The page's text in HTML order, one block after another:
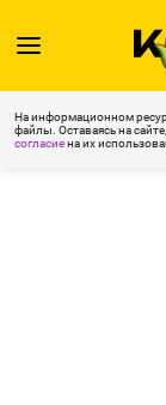
На информационном
файлы. Оставаясь на
согласиена их